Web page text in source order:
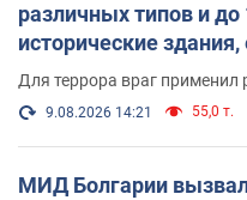
различных типов и до
исторические
и видео
Для террора враг применил
9.08.2026 14:21 55,0 т.
МИД Болгарии вызвал